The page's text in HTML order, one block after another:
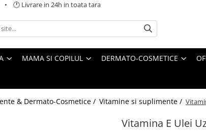
• 🕐 Livrare in 24h in toata tara
MAMA SI COPILUL DERMATO-COSMETICE
& Dermato-Cosmetice / Vitamine si suplimente /
Vitamina E Ulei